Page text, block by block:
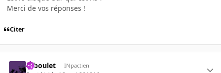
Merci de vos réponses !
Citer
Taboulet INpactien